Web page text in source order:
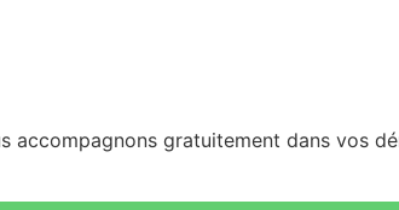
accompagnons gratuitement dans vos